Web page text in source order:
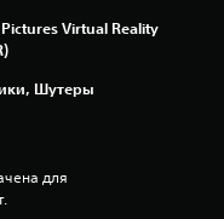
Virtual Reality
Шутеры
для